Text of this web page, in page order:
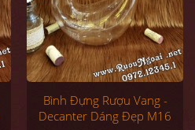
Bình Đựng Rượu Vang -
Decanter Dáng Đẹp M16